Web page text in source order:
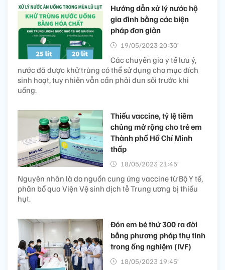
Hướng dẫn xử lý nước hộ
gia đình bằng các biện
pháp đơn giản
19/05/2023 20:30’
Các chuyên gia y tế lưu ý,
nước đã được khử trùng có thể sử dụng cho mục đích
sinh hoạt, tuy nhiên vẫn cần phải đun sôi trước khi
uống.
Thiếu vaccine, tỷ lệ tiêm
chủng mở rộng cho trẻ em
Thành phố Hồ Chí Minh
thấp
18/05/2023 21:45’
Nguyên nhân là do nguồn cung ứng vaccine từ Bộ Y tế,
phân bổ qua Viện Vệ sinh dịch tễ Trung ương bị thiếu
hụt.
Đón em bé thứ 300 ra đời
bằng phương pháp thụ tinh
trong ống nghiệm (IVF)
18/05/2023 19:45’